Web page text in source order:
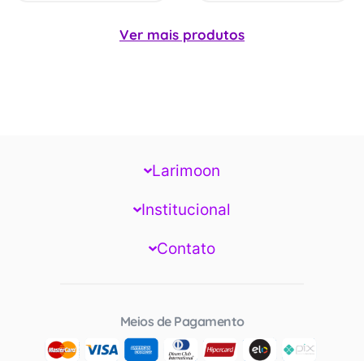
Ver mais produtos
Larimoon
Institucional
Contato
Meios de Pagamento